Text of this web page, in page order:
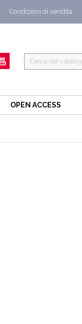
Condizioni di vendita
OPEN ACCESS